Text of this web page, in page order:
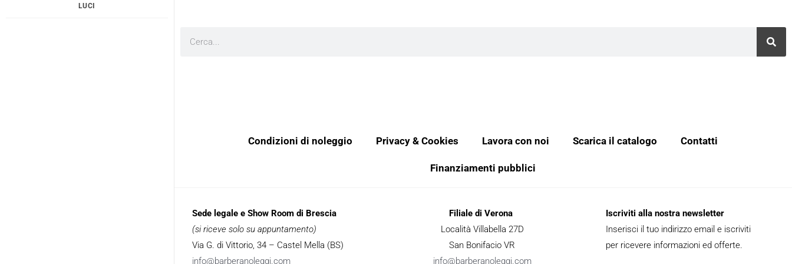
LUCI
Cerca
Condizioni di noleggio Privacy & Cookies Lavora con noi Scarica il catalogo Contatti
Finanziamenti pubblici
Sede legale e Show Room di Brescia
(si riceve solo su appuntamento)
Via G. di Vittorio, 34 – Castel Mella (BS)
info@barberanoleggi.com
Filiale di Verona
Località Villabella 27D
San Bonifacio VR
info@barberanoleggi.com
Iscriviti alla nostra newsletter
Inserisci il tuo indirizzo email e iscriviti
per ricevere informazioni ed offerte.